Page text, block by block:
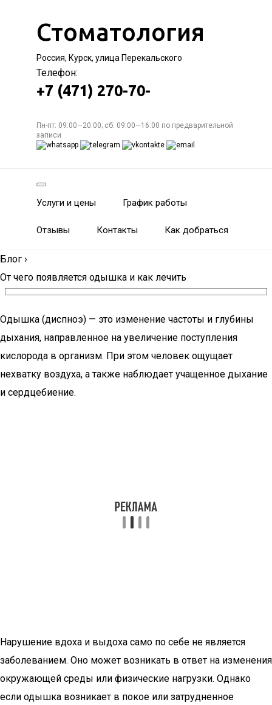
Стоматология
Россия, Курск, улица Перекальского
Телефон:
+7 (471) 270-70-
Пн-пт: 09:00—20:00; сб: 09:00—16:00 по предварительной
записи
Услуги и цены График работы
Отзывы Контакты Как добраться
Блог ›
От чего появляется одышка и как лечить
Одышка (диспноэ) — это изменение частоты и глубины
дыхания, направленное на увеличение поступления
кислорода в организм. При этом человек ощущает
нехватку воздуха, а также наблюдает учащенное дыхание
и сердцебиение.
Нарушение вдоха и выдоха само по себе не является
заболеванием. Оно может возникать в ответ на изменения
окружающей среды или физические нагрузки. Однако
если одышка возникает в покое или затрудненное